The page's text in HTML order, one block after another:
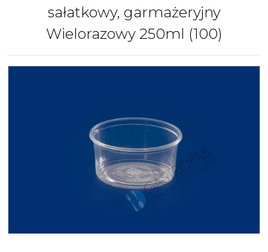
sałatkowy, garmażeryjny
Wielorazowy 250ml (100)